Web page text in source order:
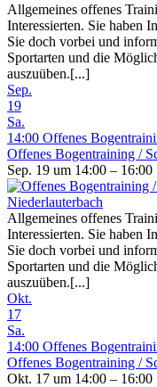
Allgemeines offenes
Interessierten. Sie haben
Sie doch vorbei und
Sportarten und die
auszuüben.[...]
Sep.
19
Sa.
14:00 Offenes
Offenes Bogentraining /
Sep. 19 um 14:00 – 16:00
Allgemeines offenes
Interessierten. Sie haben
Sie doch vorbei und
Sportarten und die
auszuüben.[...]
Okt.
17
Sa.
14:00 Offenes
Offenes Bogentraining /
Okt. 17 um 14:00 – 16:00